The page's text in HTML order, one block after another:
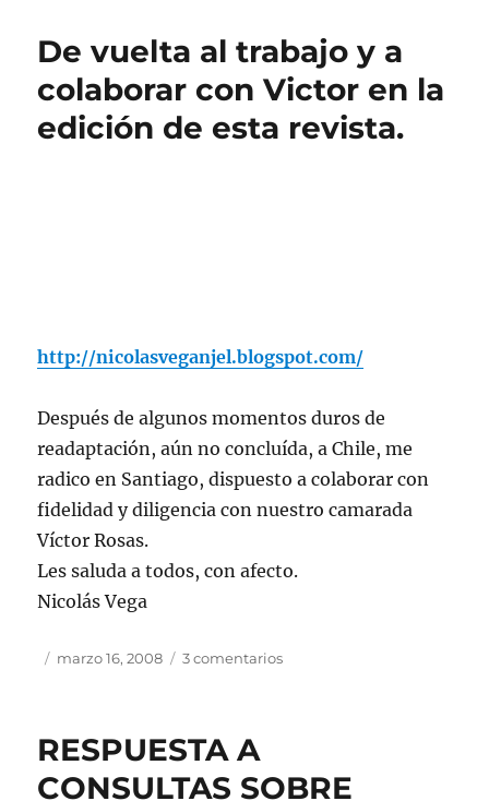
EL
DEL
JUICIO
CONTRA
De vuelta al trabajo y a
colaborar con Victor en la
edición de esta revista.
http://nicolasveganjel.blogspot.com/
Después de algunos momentos duros de
readaptación, aún no concluída, a Chile, me
radico en Santiago, dispuesto a colaborar con
fidelidad y diligencia con nuestro camarada
Víctor Rosas.
Les saluda a todos, con afecto.
Nicolás Vega
Autor
Publicado
marzo 16, 2008 3 comentariosen
a
RESPUESTA A
CONSULTAS SOBRE